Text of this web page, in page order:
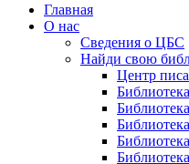
Главная
О нас
Сведения о ЦБС
Найди свою
Центр